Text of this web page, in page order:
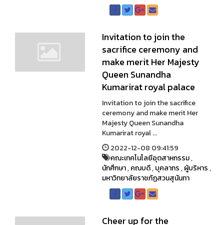
Invitation to join the
sacrifice ceremony and
make merit Her Majesty
Queen Sunandha
Kumarirat royal palace
Invitation to join the sacrifice
ceremony and make merit Her
Majesty Queen Sunandha
Kumarirat royal ...
2022-12-08 09:41:59
คณะเทคโนโลยีอุตสาหกรรม,
นักศึกษา,คณบดี,บุคลากร,ผู้บริหาร,
มหาวิทยาลัยราชภัฏสวนสุนันทา
Cheer up for the